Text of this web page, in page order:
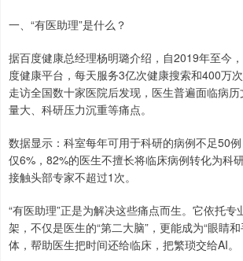
一、“有医助理”是什么？
据百度健康总经理杨明璐介绍，自2019年至今
度健康平台，每天服务3亿次健康搜索和400万
走访全国数十家医院后发现，医生普遍面临病
量大、科研压力沉重等痛点。
数据显示：科室每年可用于科研的病例不足50
仅6%，82%的医生不擅长将临床病例转化为科
接触头部专家不超过1次。
“有医助理”正是为解决这些痛点而生。它依托专
架，不仅是医生的“第二大脑”，更能成为“眼睛和
体，帮助医生把时间还给临床，把繁琐交给AI。